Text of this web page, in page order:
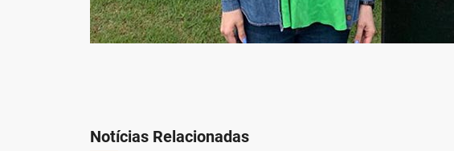
Notícias Relacionadas